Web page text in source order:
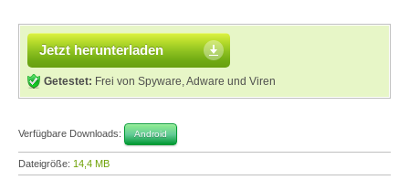
Jetzt herunterladen
Getestet: Frei von Spyware, Adware und Viren
Verfügbare Downloads: Android
Dateigröße: 14,4 MB